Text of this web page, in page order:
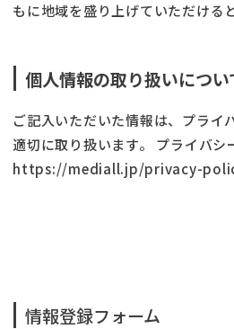
もに地域を盛り上げていただける
個人情報の取り扱いについ
ご記入いただいた情報は、プライ
適切に取り扱います。 プライバシ
https://mediall.jp/privacy-
情報登録フォーム